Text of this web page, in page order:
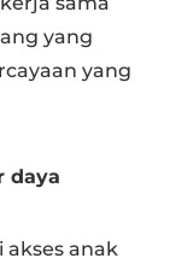
yang
yang
daya
anak